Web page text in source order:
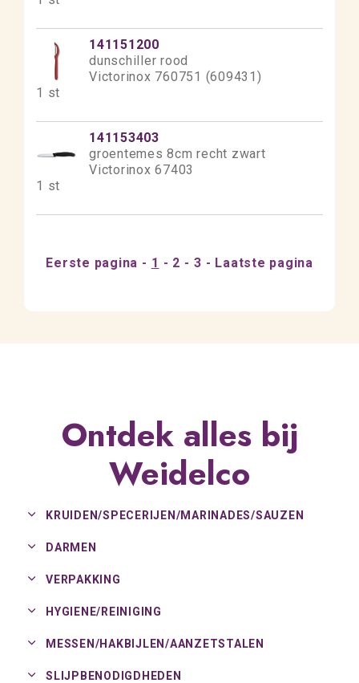
141151200
dunschiller rood
Victorinox 760751 (609431)
1 st
141153403
groentemes 8cm recht zwart
Victorinox 67403
1 st
Eerste pagina 1 2 3 Laatste pagina
Ontdek alles bij
Weidelco
KRUIDEN/SPECERIJEN/MARINADES/SAUZEN
DARMEN
VERPAKKING
HYGIENE/ REINIGING
MESSEN/HAKBIJLEN/AANZETSTALEN
SLIJPBENODIGDHEDEN